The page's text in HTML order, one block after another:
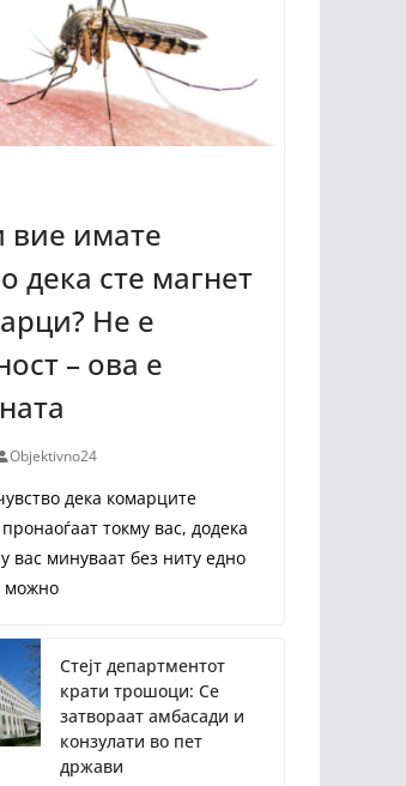
вие имате
дека сте магнет
Не е
– ова е
Objektivno24
дека комарците
токму вас, додека
вас минуваат без ниту едно
можно
Стејт департментот
крати трошоци: Се
затвораат амбасади и
конзулати во пет
држави